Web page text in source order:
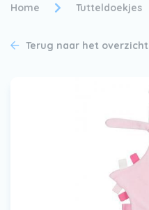
Home Tutteldoekjes
Terug naar het overzicht